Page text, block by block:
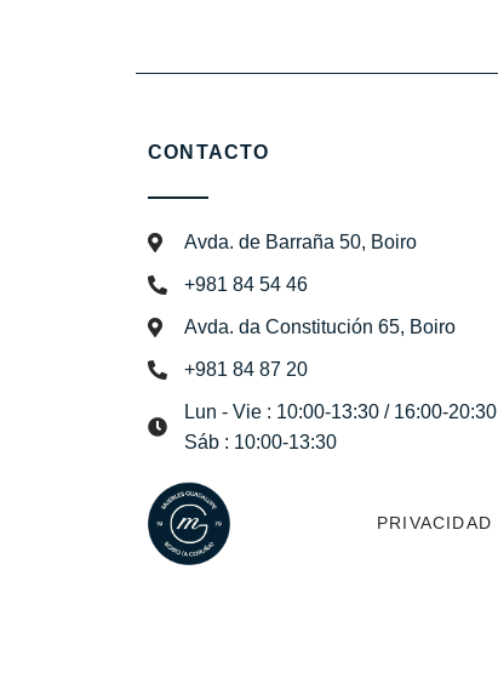
CONTACTO
Avda. de Barraña 50, Boiro
+981 84 54 46
Avda. da Constitución 65, Boiro
+981 84 87 20
Lun - Vie : 10:00-13:30 / 16:00-20:30
Sáb : 10:00-13:30
PRIVACIDAD